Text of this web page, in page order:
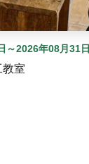
～2026年08月31日
教室